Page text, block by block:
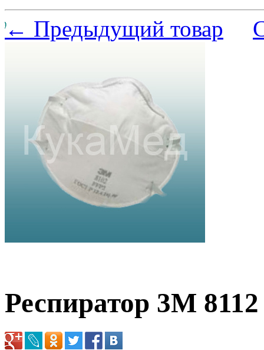
← Предыдущий товар
Респиратор 3М 8112